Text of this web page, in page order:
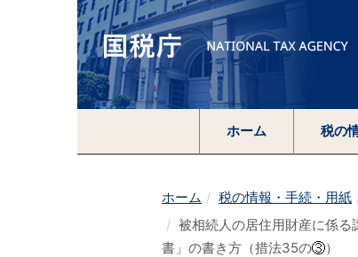
ホーム 税の
ホーム 税の情報・手続・用紙
被相続人の居住用財産に係
書」の書き方（措法35の
）